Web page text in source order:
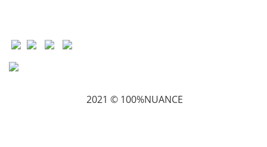
2021 © 100%NUANCE